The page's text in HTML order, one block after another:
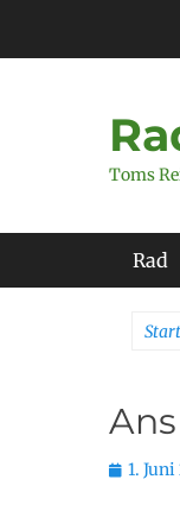
Toms
Rad
Start
Posted
1.